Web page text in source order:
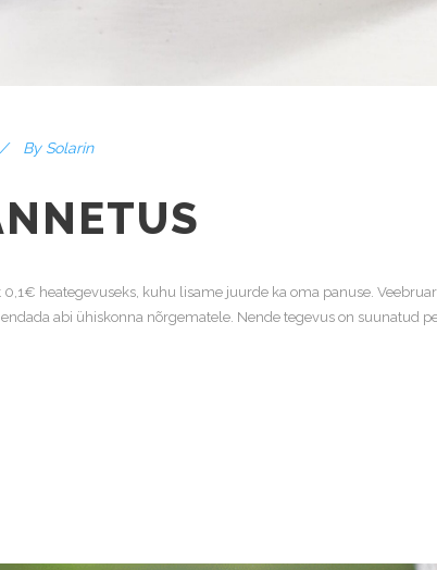
By Solarin
heategevuseks, kuhu lisame juurde ka oma panuse.
abi ühiskonna nõrgematele. Nende tegevus on suunatud